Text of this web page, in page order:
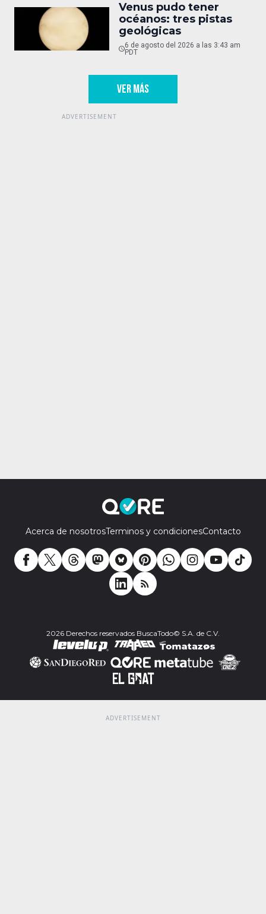
Venus pudo tener
océanos: tres pistas
geológicas
6 de agosto del 2026 a las 3:43 am
PDT
VER MÁS
Acerca de nosotrosTerminos y condicionesContacto
2026 Derechos reservados BuscaTodo© S.A. de C.V.